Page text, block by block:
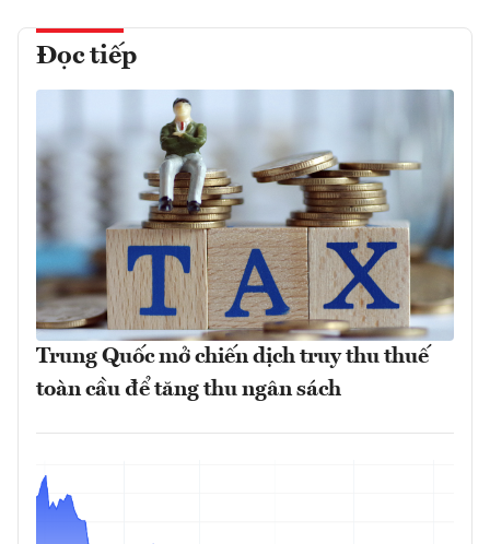
Đọc tiếp
Trung Quốc mở chiến dịch truy thu thuế
toàn cầu để tăng thu ngân sách